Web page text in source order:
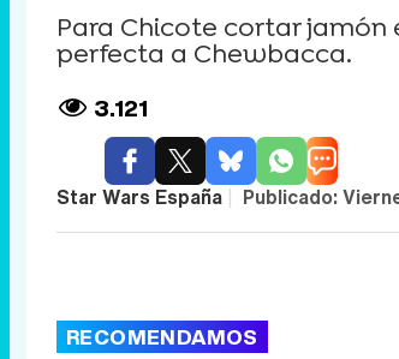
Para Chicote cortar
perfecta a Chewbacca.
3.121
Star Wars España | Publicado:
RECOMENDAMOS